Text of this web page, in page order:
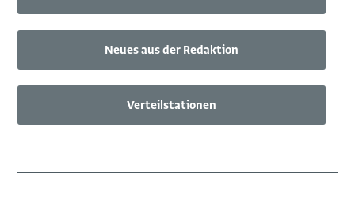
Neues aus der Redaktion
Verteilstationen